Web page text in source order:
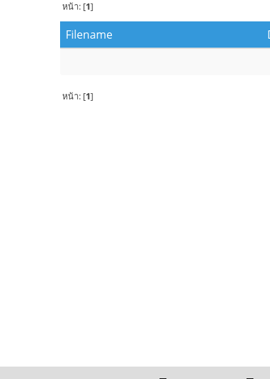
หน้า: [1]
Filename
หน้า: [1]